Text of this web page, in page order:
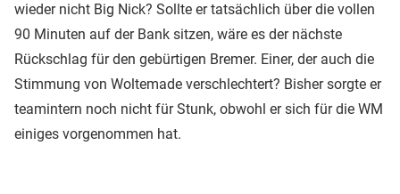
wieder nicht Big Nick? Sollte er tatsächlich über die vollen
90 Minuten auf der Bank sitzen, wäre es der nächste
Rückschlag für den gebürtigen Bremer. Einer, der auch die
Stimmung von Woltemade verschlechtert? Bisher sorgte er
teamintern noch nicht für Stunk, obwohl er sich für die WM
einiges vorgenommen hat.